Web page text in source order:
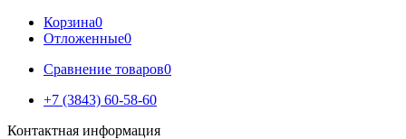
Корзина0
Отложенные0
Сравнение товаров0
+7 (3843) 60-58-60
Контактная информация